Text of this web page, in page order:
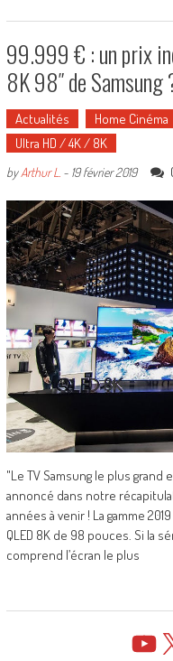
99.999 € : un prix
8K 98″ de Samsung
Actualités Home Cinéma
Ultra HD / 4K / 8K
byArthur L. - 19 février 2019
"Le TV Samsung le plus grand
annoncé dans notre
années à venir ! La gamme
QLED 8K de 98 pouces. Si la
comprend l’écran le plus
YouTube